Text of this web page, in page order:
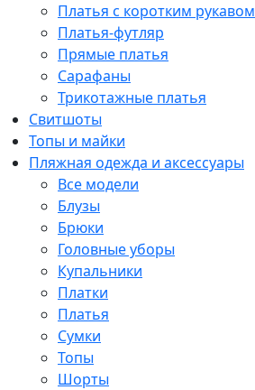
Платья с коротким рукавом
Платья-футляр
Прямые платья
Сарафаны
Трикотажные платья
Свитшоты
Топы и майки
Пляжная одежда и аксессуары
Все модели
Блузы
Брюки
Головные уборы
Купальники
Платки
Платья
Сумки
Топы
Шорты